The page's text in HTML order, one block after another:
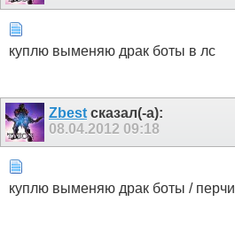
куплю выменяю драк боты в лс
Zbest сказал(-а):
08.04.2012 09:18
куплю выменяю драк боты / перчи